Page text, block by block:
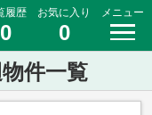
履歴
0
お気に入り
0
メニュー
件一覧